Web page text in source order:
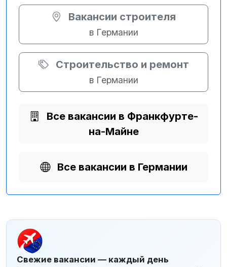
Вакансии строителя
в Германии
Строительство и ремонт
в Германии
Все вакансии в Франкфурте-
на-Майне
Все вакансии в Германии
Свежие вакансии — каждый день